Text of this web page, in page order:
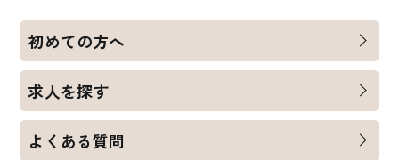
初めての方へ
求人を探す
よくある質問